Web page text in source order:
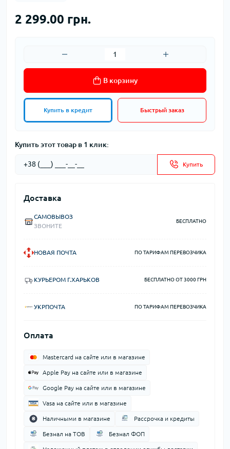
2 299.00 грн.
В корзину
Купить в кредит Быстрый заказ
Купить этот товар в 1 клик:
Купить
Доставка
САМОВЫВОЗ
ЗВОНИТЕ
БЕСПЛАТНО
НОВАЯ ПОЧТА ПО ТАРИФАМ ПЕРЕВОЗЧИКА
КУРЬЕРОМ Г.ХАРЬКОВ БЕСПЛАТНО ОТ 3000 ГРН
УКРПОЧТА ПО ТАРИФАМ ПЕРЕВОЗЧИКА
Оплата
Mastercard на сайте или в магазине
Apple Pay на сайте или в магазине
Google Pay на сайте или в магазине
Vasa на сайте или в магазине
Наличными в магазине Рассрочка и кредиты
Безнал на ТОВ Безнал ФОП